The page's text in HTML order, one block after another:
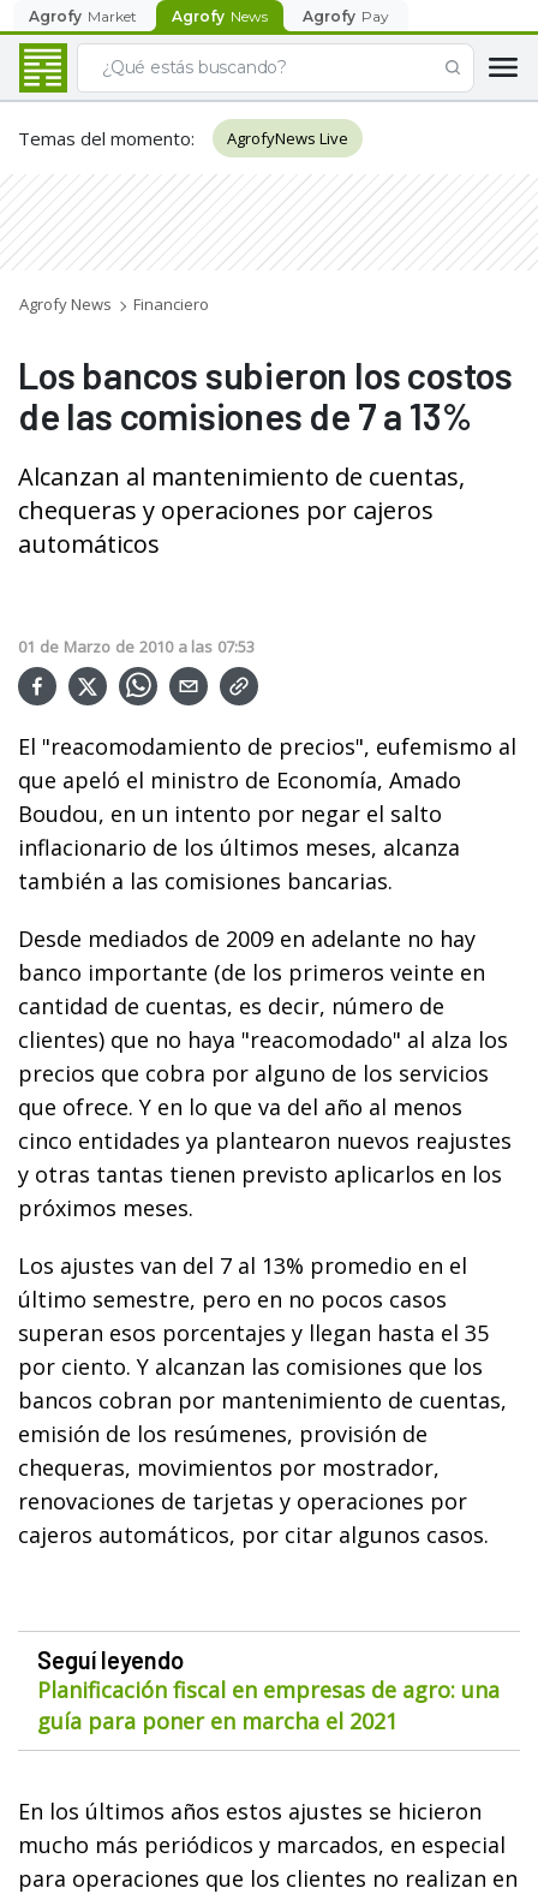
Agrofy Market Agrofy News Agrofy Pay
Temas del momento: AgrofyNews Live
Agrofy News Financiero
Los bancos subieron los costos
de las comisiones de 7 a 13%
Alcanzan al mantenimiento de cuentas,
chequeras y operaciones por cajeros
automáticos
01 de Marzo de 2010 a las 07:53
El "reacomodamiento de precios", eufemismo al
que apeló el ministro de Economía, Amado
Boudou, en un intento por negar el salto
inflacionario de los últimos meses, alcanza
también a las comisiones bancarias.
Desde mediados de 2009 en adelante no hay
banco importante (de los primeros veinte en
cantidad de cuentas, es decir, número de
clientes) que no haya "reacomodado" al alza los
precios que cobra por alguno de los servicios
que ofrece. Y en lo que va del año al menos
cinco entidades ya plantearon nuevos reajustes
y otras tantas tienen previsto aplicarlos en los
próximos meses.
Los ajustes van del 7 al 13% promedio en el
último semestre, pero en no pocos casos
superan esos porcentajes y llegan hasta el 35
por ciento. Y alcanzan las comisiones que los
bancos cobran por mantenimiento de cuentas,
emisión de los resúmenes, provisión de
chequeras, movimientos por mostrador,
renovaciones de tarjetas y operaciones por
cajeros automáticos, por citar algunos casos.
Seguí leyendo
Planificación fiscal en empresas de agro: una
guía para poner en marcha el 2021
En los últimos años estos ajustes se hicieron
mucho más periódicos y marcados, en especial
para operaciones que los clientes no realizan en